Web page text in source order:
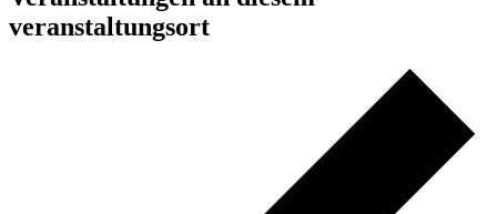
veranstaltungsort